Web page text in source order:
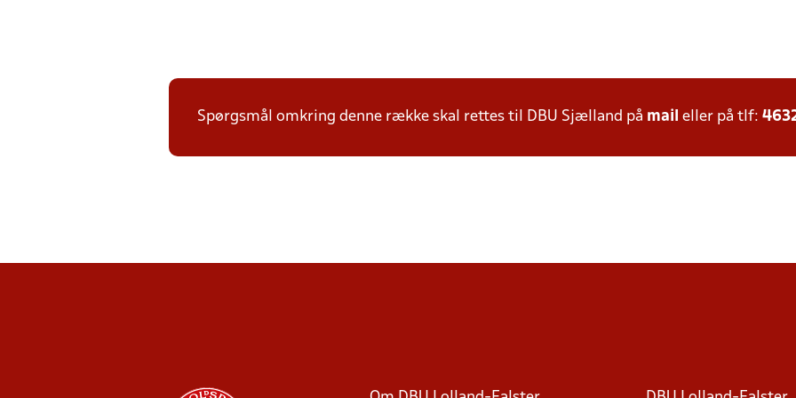
Spørgsmål omkring denne række skal rettes til DBU Sjælland på mail eller på tlf: